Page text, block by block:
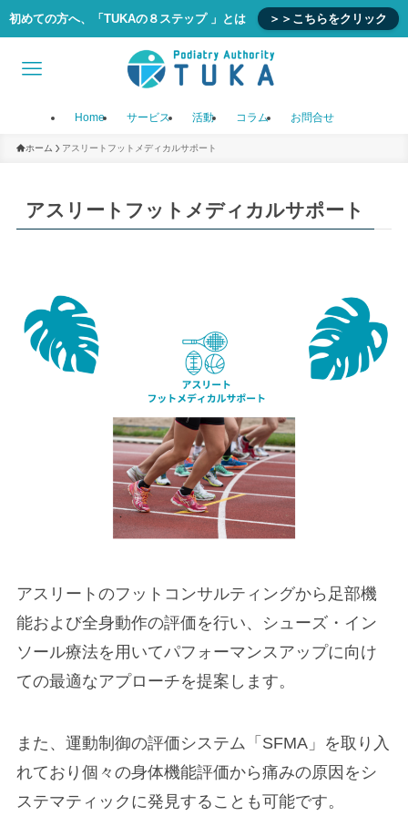
初めての方へ、「TUKAの８ステップ 」とは ＞＞こちらをクリック
Home サービス 活動 コラム お問合せ
ホーム アスリートフットメディカルサポート
アスリートフットメディカルサポート
アスリートのフットコンサルティングから足部機
能および全身動作の評価を行い、シューズ・イン
ソール療法を用いてパフォーマンスアップに向け
ての最適なアプローチを提案します。
また、運動制御の評価システム「SFMA」を取り入
れており個々の身体機能評価から痛みの原因をシ
ステマティックに発見することも可能です。